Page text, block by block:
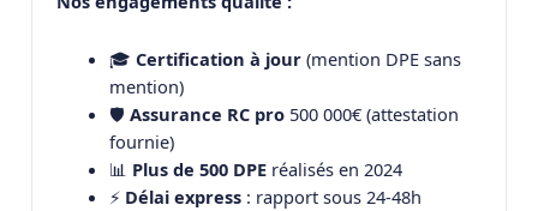
🎓 Certification à jour(mention DPE sans
mention)
🛡️ Assurance RC pro500 000€ (attestation
fournie)
📊 Plus de 500 DPEréalisés en 2024
⚡ Délai express: rapport sous 24-48h